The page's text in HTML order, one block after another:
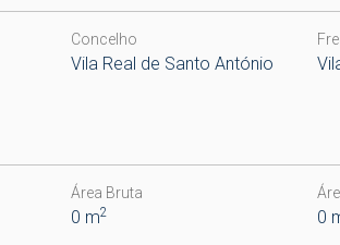
Concelho
Vila Real de Santo António
Área Bruta
0 m2 0